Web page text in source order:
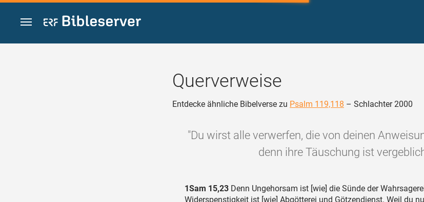
Zum Inhalt springen
Querverweise
Entdecke ähnliche Bibelverse zu Psalm 119,118 – Schlachter 2000
"Du wirst alle verwerfen, die von deinen
denn ihre Täuschung ist
1Sam 15,23 Denn Ungehorsam ist [wie] die Sünde der
Widerspenstigkeit ist [wie] Abgötterei und Götzendienst. Weil du